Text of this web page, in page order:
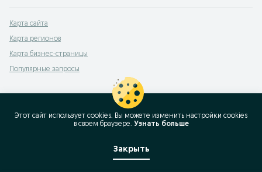
Карта сайта
Карта регионов
Карта бизнес-страницы
Популярные запросы
Этот сайт использует cookies. Вы можете изменить настройки cookies
в своeм браузере. Узнать больше
Закрыть